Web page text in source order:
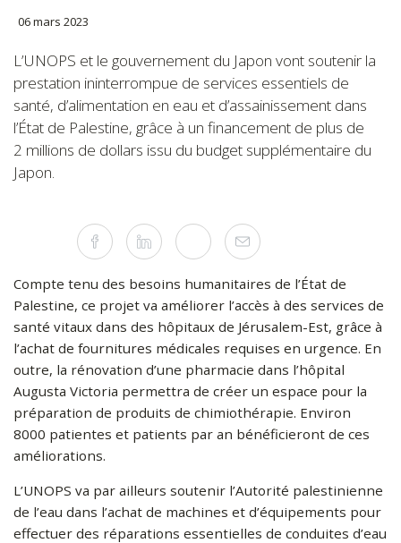
06 mars 2023
L’UNOPS et le gouvernement du Japon vont soutenir la
prestation ininterrompue de services essentiels de
santé, d’alimentation en eau et d’assainissement dans
l’État de Palestine, grâce à un financement de plus de
2 millions de dollars issu du budget supplémentaire du
Japon.
Partager
sur
les
sociaux
FacebookLinkedin Twitter Mail
Compte tenu des besoins humanitaires de l’État de
Palestine, ce projet va améliorer l’accès à des services de
santé vitaux dans des hôpitaux de Jérusalem-Est, grâce à
l’achat de fournitures médicales requises en urgence. En
outre, la rénovation d’une pharmacie dans l’hôpital
Augusta Victoria permettra de créer un espace pour la
préparation de produits de chimiothérapie. Environ
8000 patientes et patients par an bénéficieront de ces
améliorations.
L’UNOPS va par ailleurs soutenir l’Autorité palestinienne
de l’eau dans l’achat de machines et d’équipements pour
effectuer des réparations essentielles de conduites d’eau